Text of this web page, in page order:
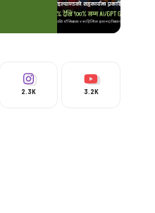
2.3K 3.2K